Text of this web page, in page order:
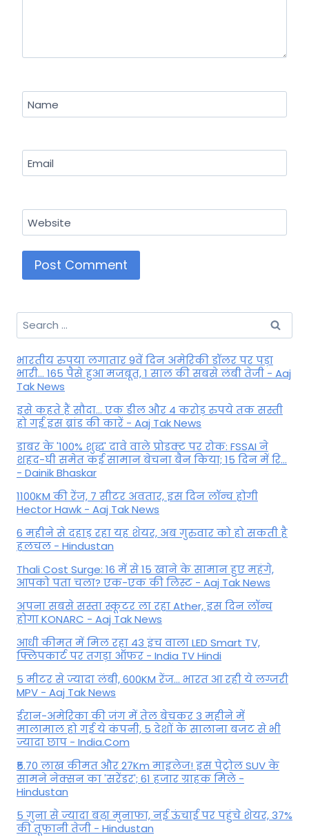
Name
Email
Website
Search
for:
भारतीय रुपया लगातार 9वें दिन अमेरिकी डॉलर पर पड़ा
भारी... 165 पैसे हुआ मजबूत, 1 साल की सबसे लंबी तेजी - Aaj
Tak News
इसे कहते हैं सौदा... एक डील और 4 करोड़ रुपये तक सस्ती
हो गई इस ब्रांड की कारें - Aaj Tak News
डाबर के '100% शुद्ध' दावे वाले प्रोडक्ट पर रोक: FSSAI ने
शहद-घी समेत कई सामान बेचना बैन किया; 15 दिन में रि...
- Dainik Bhaskar
1100KM की रेंज, 7 सीटर अवतार, इस दिन लॉन्च होगी
Hector Hawk - Aaj Tak News
6 महीने से दहाड़ रहा यह शेयर, अब गुरुवार को हो सकती है
हलचल - Hindustan
Thali Cost Surge: 16 में से 15 खाने के सामान हुए महंगे,
आपको पता चला? एक-एक की लिस्ट - Aaj Tak News
अपना सबसे सस्ता स्कूटर ला रहा Ather, इस दिन लॉन्च
होगा KONARC - Aaj Tak News
आधी कीमत में मिल रहा 43 इंच वाला LED Smart TV,
फ्लिपकार्ट पर तगड़ा ऑफर - India TV Hindi
5 मीटर से ज्यादा लंबी, 600KM रेंज... भारत आ रही ये लग्जरी
MPV - Aaj Tak News
ईरान-अमेरिका की जंग में तेल बेचकर 3 महीने में
मालामाल हो गई ये कंपनी, 5 देशों के सालाना बजट से भी
ज्यादा छाप - India.Com
₹5.70 लाख कीमत और 27Km माइलेज! इस पेट्रोल SUV के
सामने नेक्सन का 'सरेंडर'; 61 हजार ग्राहक मिले -
Hindustan
5 गुना से ज्यादा बढ़ा मुनाफा, नई ऊंचाई पर पहुंचे शेयर, 37%
की तूफानी तेजी - Hindustan